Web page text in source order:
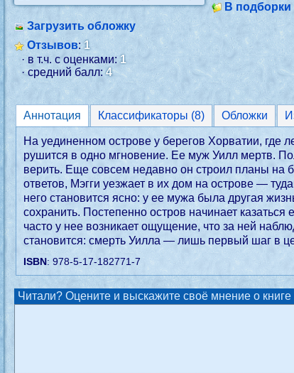
В подборки
Загрузить обложку
Отзывов:1
· в т.ч. с оценками:1
· средний балл:4
Аннотация Классификаторы (8) Обложки
На уединенном острове у берегов Хорватии, где
рушится в одно мгновение. Ее муж Уилл мертв.
верить. Еще совсем недавно он строил планы на
ответов, Мэгги уезжает в их дом на острове —
него становится ясно: у ее мужа была другая
сохранить. Постепенно остров начинает
часто у нее возникает ощущение, что за ней
становится: смерть Уилла — лишь первый шаг в
ISBN: 978-5-17-182771-7
Читали? Оцените и выскажите своё мнение о книге